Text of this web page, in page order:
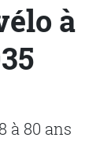
à
à 80 ans